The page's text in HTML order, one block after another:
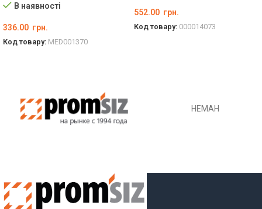
В наявності
336.00 грн.
Код товару: MED001370
552.00 грн.
Код товару: 000014073
НЕМАН